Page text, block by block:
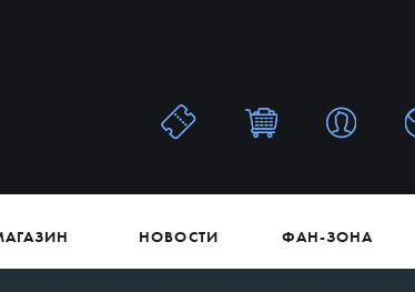
НОВОСТИ ФАН-ЗОНА